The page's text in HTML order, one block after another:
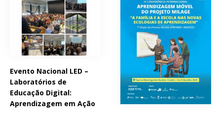
Evento Nacional LED –
Laboratórios de
Educação Digital:
Aprendizagem em Ação
Páginas